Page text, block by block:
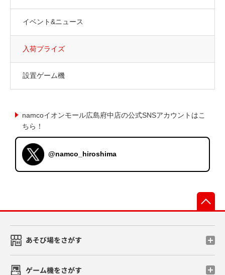
イベント&ニュース
入荷プライズ
設置ゲーム機
namcoイオンモール広島府中店の公式SNSアカウントはこ
ちら！
@namco_hiroshima
あそび場をさがす
ゲーム機をさがす